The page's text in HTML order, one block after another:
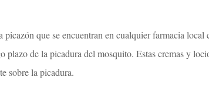
que se encuentran en cualquier farmacia local
de la picadura del mosquito. Estas cremas y
sobre la picadura.